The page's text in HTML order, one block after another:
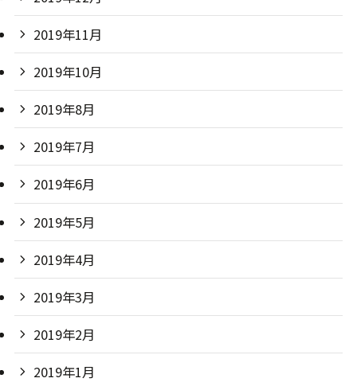
2019年11月
2019年10月
2019年8月
2019年7月
2019年6月
2019年5月
2019年4月
2019年3月
2019年2月
2019年1月